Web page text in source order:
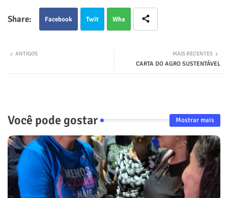
Facebook Twit Wha
MAIS RECENTES
CARTA DO AGRO SUSTENTÁVEL
ANTIGOS
Você pode gostar Mostrar mais